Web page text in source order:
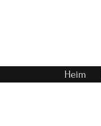
Heim